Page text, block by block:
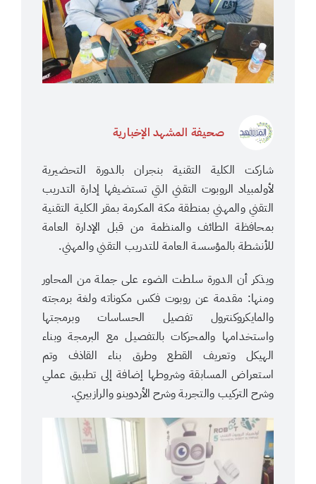
صحيفة المشهد الإخبارية
شاركت الكلية التقنية بنجران بالدورة التحضيرية
لأولمبياد الروبوت التقني التي تستضيفها إدارة التدريب
التقني والمهني بمنطقة مكة المكرمة بمقر الكلية التقنية
بمحافظة الطائف والمنظمة من قبل الإدارة العامة
للأنشطة بالمؤسسة العامة للتدريب التقني والمهني.
ويذكر أن الدورة سلطت الضوء على جملة من المحاور
ومنها: مقدمة عن روبوت فكس مكوناته ولغة برمجته
والمايكروكنترول تفصيل الحساسات وبرمجتها
واستخدامها والمحركات بالتفصيل مع البرمجة وبناء
الهيكل وتعريف القطع وطرق بناء القاذف وتم
استعراض المسابقة وشروطها إضافة إلى تطبيق عملي
وشرح التركيب والتجربة وشرح الأردوينو والرازبيري.